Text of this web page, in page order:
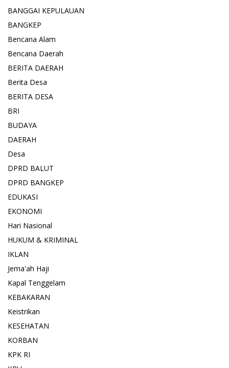
BANGGAI KEPULAUAN
BANGKEP
Bencana Alam
Bencana Daerah
BERITA DAERAH
Berita Desa
BERITA DESA
BRI
BUDAYA
DAERAH
Desa
DPRD BALUT
DPRD BANGKEP
EDUKASI
EKONOMI
Hari Nasional
HUKUM & KRIMINAL
IKLAN
Jema'ah Haji
Kapal Tenggelam
KEBAKARAN
Keistrikan
KESEHATAN
KORBAN
KPK RI